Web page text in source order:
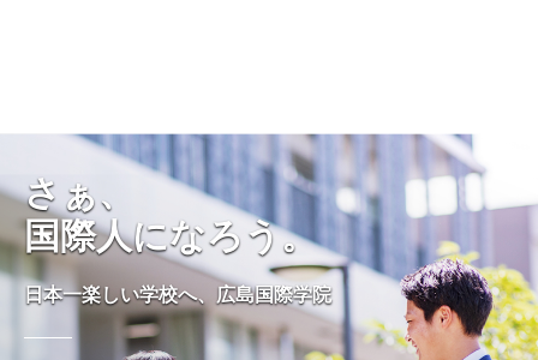
さぁ、
国際人になろう。
日本一楽しい学校へ、広島国際学院